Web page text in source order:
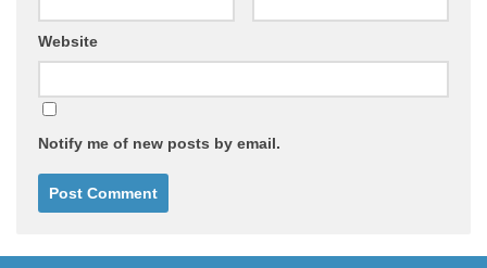
Website
Notify me of new posts by email.